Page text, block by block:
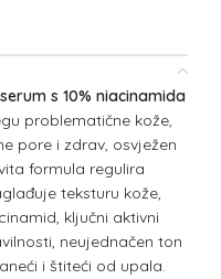
s 10% niacinamida
problematične kože,
pore i zdrav, osvježen
formula regulira
teksturu kože,
ključni aktivni
neujednačen ton
i štiteći od upala.